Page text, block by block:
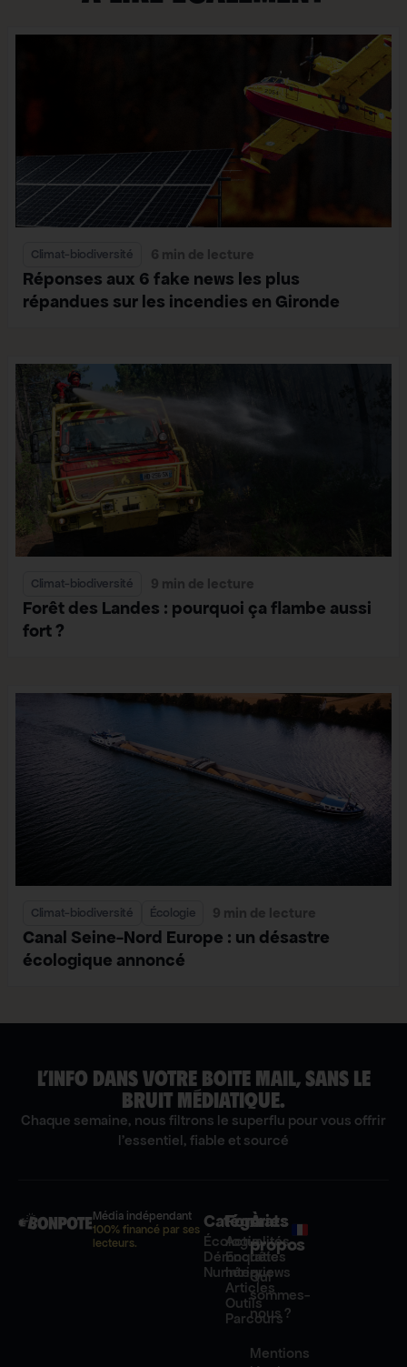
Climat-biodiversité 6 min de lecture
Réponses aux 6 fake news les plus
répandues sur les incendies en Gironde
Climat-biodiversité 9 min de lecture
Forêt des Landes : pourquoi ça flambe aussi
fort ?
Climat-biodiversité Écologie 9 min de lecture
Canal Seine-Nord Europe : un désastre
écologique annoncé
L’INFO DANS VOTRE BOITE MAIL, SANS LE
BRUIT MÉDIATIQUE.
Chaque semaine, nous filtrons le superflu pour vous offrir
l'essentiel, fiable et sourcé
Média indépendant
100% financé par ses
lecteurs.
Catégories
Écologie
Démocratie
Numérique
Formats
Actualités
Enquêtes
Interviews
Articles
Outils
Parcours
À
propos
Qui
sommes-
nous ?
Mentions